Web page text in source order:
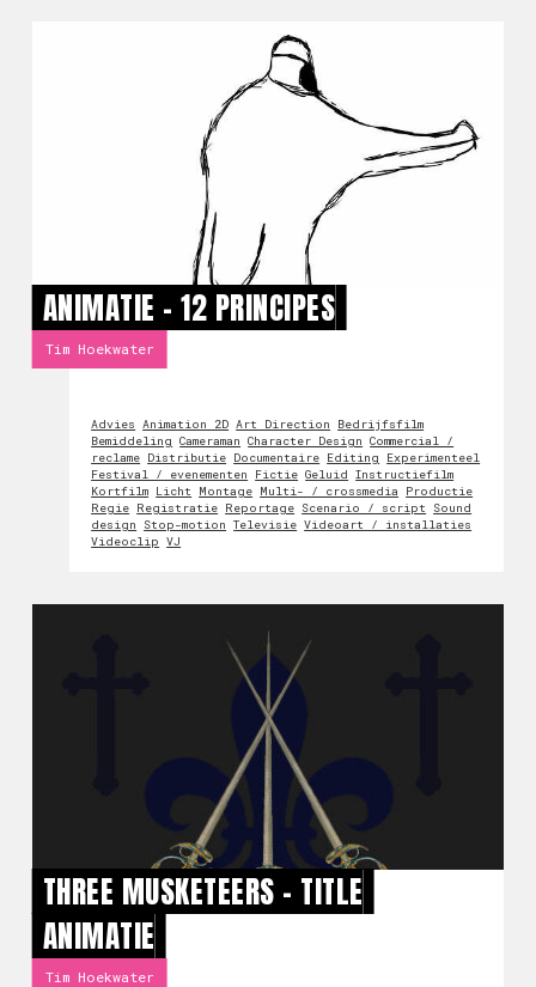
ANIMATIE - 12 PRINCIPES
Tim Hoekwater
Advies Animation 2D Art Direction
Bedrijfsfilm
Bemiddeling Cameraman Character Design Commercial /
reclame Distributie Documentaire Editing
Experimenteel
Festival / evenementen
Fictie Geluid Instructiefilm
Kortfilm Licht Montage Multi- / crossmedia
Productie
Regie Registratie Reportage Scenario / script
Sound
design
Stop-motion Televisie Videoart / installaties
Videoclip VJ
THREE MUSKETEERS - TITLE
ANIMATIE
Tim Hoekwater